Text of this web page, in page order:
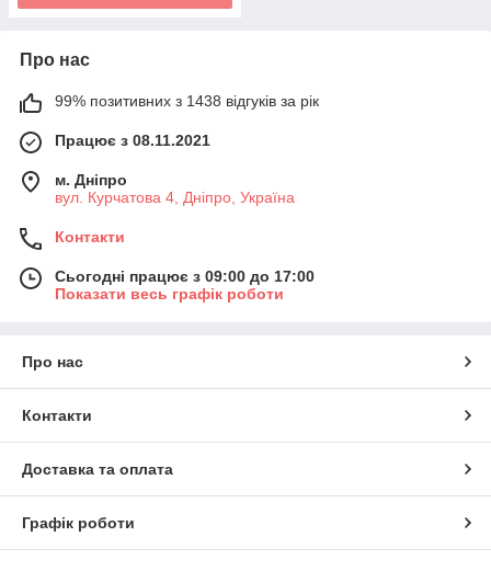
Про нас
99% позитивних з 1438 відгуків за рік
Працює з 08.11.2021
м. Дніпро
вул. Курчатова 4, Дніпро, Україна
Контакти
Сьогодні працює з 09:00 до 17:00
Показати весь графік роботи
Про нас
Контакти
Доставка та оплата
Графік роботи